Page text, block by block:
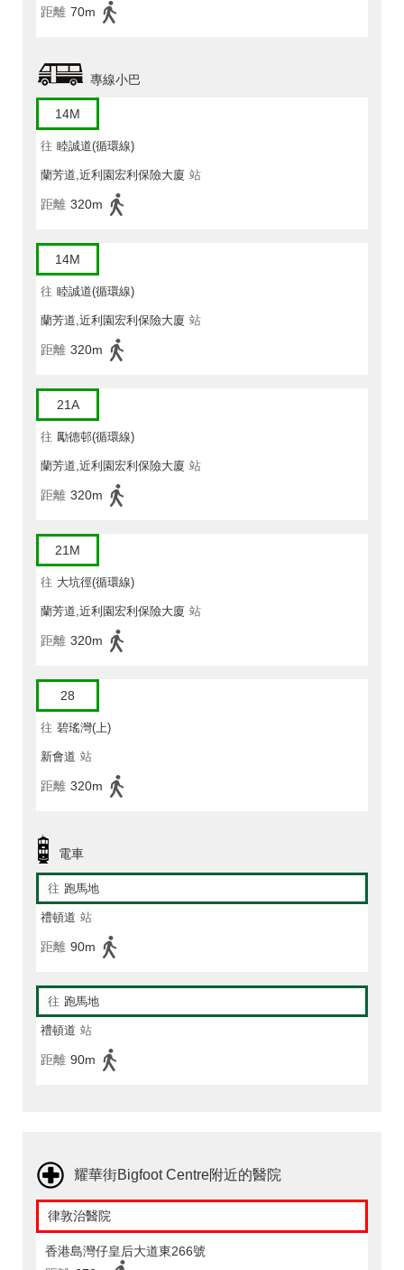
距離 70m
專線小巴
14M
往 睦誠道(循環線)
蘭芳道,近利園宏利保險大廈 站
距離 320m
14M
往 睦誠道(循環線)
蘭芳道,近利園宏利保險大廈 站
距離 320m
21A
往 勵德邨(循環線)
蘭芳道,近利園宏利保險大廈 站
距離 320m
21M
往 大坑徑(循環線)
蘭芳道,近利園宏利保險大廈 站
距離 320m
28
往 碧瑤灣(上)
新會道 站
距離 320m
電車
往 跑馬地
禮頓道 站
距離 90m
往 跑馬地
禮頓道 站
距離 90m
耀華街Bigfoot Centre附近的醫院
律敦治醫院
香港島灣仔皇后大道東266號